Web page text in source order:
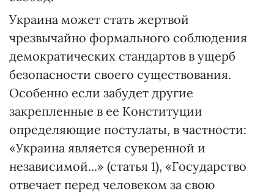
Украина может стать жертвой
чрезвычайно формального соблюдения
демократических стандартов в ущерб
безопасности своего существования.
Особенно если забудет другие
закрепленные в ее Конституции
определяющие постулаты, в частности:
«Украина является суверенной и
независимой...» (статья 1), «Государство
отвечает перед человеком за свою